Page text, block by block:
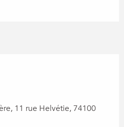
11 rue Helvétie, 74100